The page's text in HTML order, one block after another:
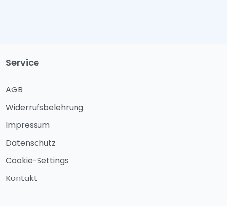
Service
AGB
Widerrufsbelehrung
Impressum
Datenschutz
Cookie-Settings
Kontakt